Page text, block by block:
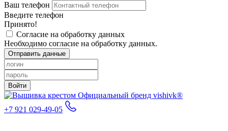
Ваш телефон
Введите телефон
Принято!
Согласие на обработку данных
Необходимо согласие на обработку данных.
Отправить данные
Войти
Официальный бренд vishivk®
+7 921 029-49-05